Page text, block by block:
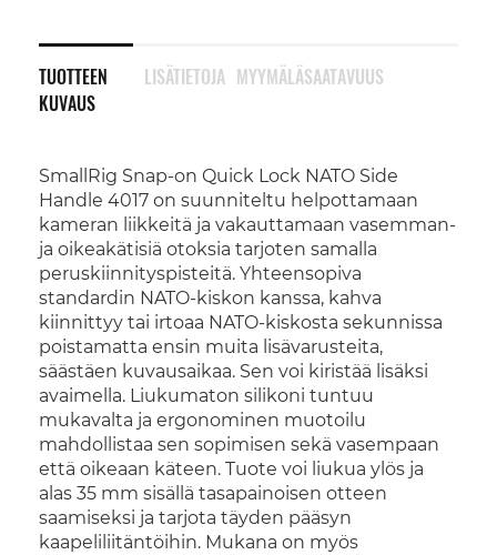
TUOTTEEN
KUVAUS
SmallRig Snap-on Quick Lock NATO Side
Handle 4017 on suunniteltu helpottamaan
kameran liikkeitä ja vakauttamaan vasemman-
ja oikeakätisiä otoksia tarjoten samalla
peruskiinnityspisteitä. Yhteensopiva
standardin NATO-kiskon kanssa, kahva
kiinnittyy tai irtoaa NATO-kiskosta sekunnissa
poistamatta ensin muita lisävarusteita,
säästäen kuvausaikaa. Sen voi kiristää lisäksi
avaimella. Liukumaton silikoni tuntuu
mukavalta ja ergonominen muotoilu
mahdollistaa sen sopimisen sekä vasempaan
että oikeaan käteen. Tuote voi liukua ylös ja
alas 35 mm sisällä tasapainoisen otteen
saamiseksi ja tarjota täyden pääsyn
kaapeliliitäntöihin. Mukana on myös
LISÄTIETOJA MYYMÄLÄSAATAVUUS